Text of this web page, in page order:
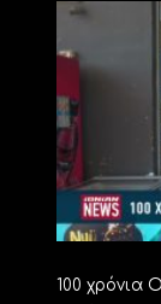
100 χρόνια